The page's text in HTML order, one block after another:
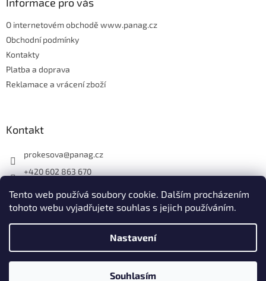
Tento web používá soubory cookie. Dalším procházením
tohoto webu vyjadřujete souhlas s jejich používáním.
Nastavení
Souhlasím
Informace pro vás
O internetovém obchodě www.panag.cz
Obchodní podmínky
Kontakty
Platba a doprava
Reklamace a vrácení zboží
Kontakt
prokesova@panag.cz
+420 602 863 670
Vytvořil Shoptet
Panag.cz. Všechna práva vyhrazena.